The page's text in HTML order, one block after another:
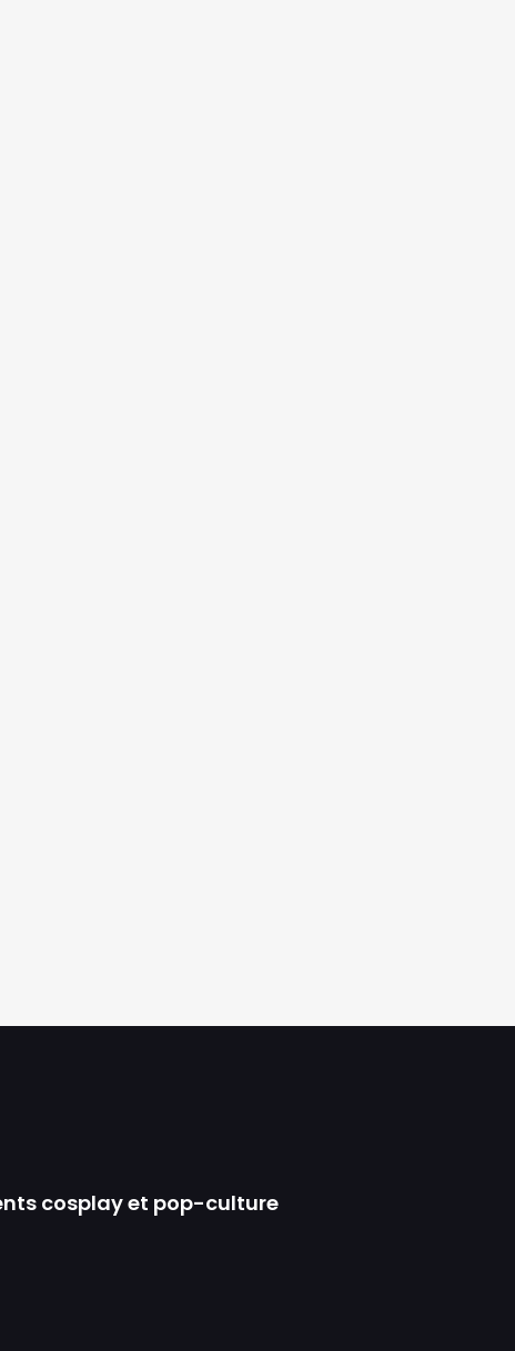
cosplay et pop-culture